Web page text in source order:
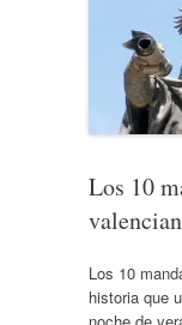
Los 10
Los 10
historia que
noche de